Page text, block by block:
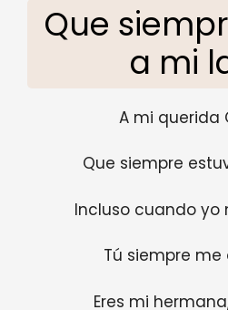
Que
a mi
A mi querida
Que siempre
Incluso cuando yo
Tú siempre me
Eres mi